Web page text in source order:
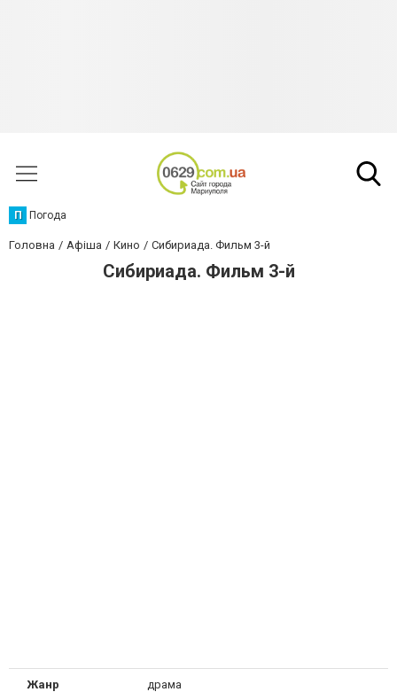
П Погода
Головна Афіша Кино Сибириада. Фильм 3-й
Сибириада. Фильм 3-й
Жанр драма